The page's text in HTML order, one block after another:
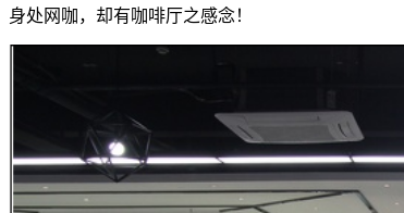
身处网咖，却有咖啡厅之感念！